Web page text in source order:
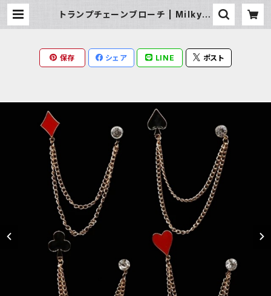
トランプチェーンブローチ | Milky R
保存 シェア LINE ポスト